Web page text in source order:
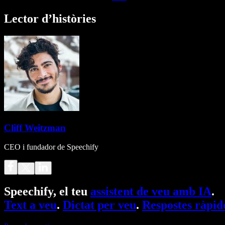
Lector d’històries
Cliff Weitzman
CEO i fundador de Speechify
Speechify, el teu assistent de veu amb IA.
Text a veu. Dictat per veu. Respostes